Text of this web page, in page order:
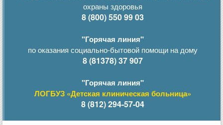
охраны здоровья
8 (800) 550 99 03
"Горячая линия"
по оказания социально-бытовой помощи на дому
8 (81378) 37 907
"Горячая линия"
ЛОГБУЗ «Детская клиническая больница»
8 (812) 294-57-04